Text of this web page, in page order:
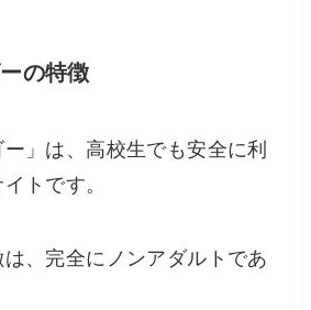
の特徴
ー」は、高校生でも安全に利
トです。
、完全にノンアダルトであ